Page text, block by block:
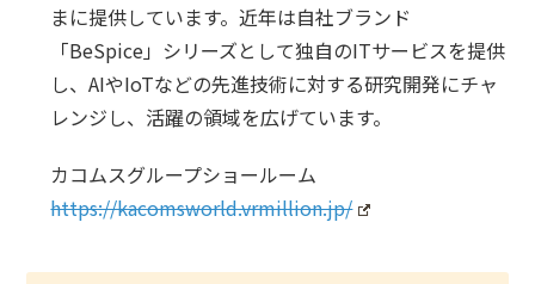
まに提供しています。近年は自社ブランド
「BeSpice」シリーズとして独自のITサービスを提供
し、AIやIoTなどの先進技術に対する研究開発にチャ
レンジし、活躍の領域を広げています。
カコムスグループショールーム
https://kacomsworld.vrmillion.jp/